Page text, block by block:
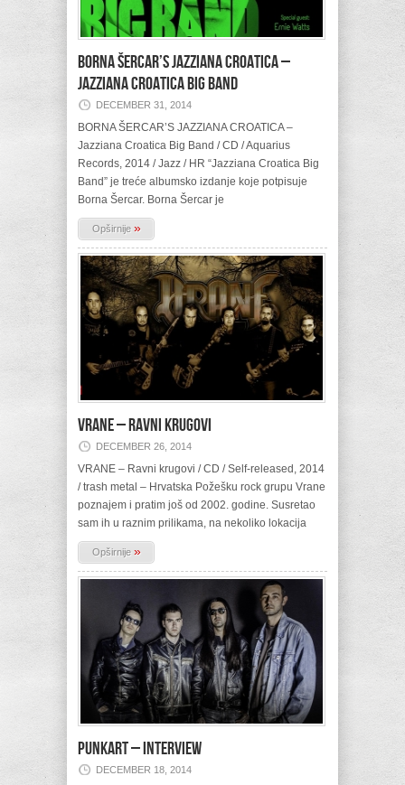
BORNA ŠERCAR’S JAZZIANA CROATICA –
Jazziana Croatica Big Band
DECEMBER 31, 2014
BORNA ŠERCAR’S JAZZIANA CROATICA –
Jazziana Croatica Big Band / CD / Aquarius
Records, 2014 / Jazz / HR “Jazziana Croatica Big
Band” je treće albumsko izdanje koje potpisuje
Borna Šercar. Borna Šercar je
Opširnije »
VRANE – Ravni krugovi
DECEMBER 26, 2014
VRANE – Ravni krugovi / CD / Self-released, 2014
/ trash metal – Hrvatska Požešku rock grupu Vrane
poznajem i pratim još od 2002. godine. Susretao
sam ih u raznim prilikama, na nekoliko lokacija
Opširnije »
PUNKART – Interview
DECEMBER 18, 2014